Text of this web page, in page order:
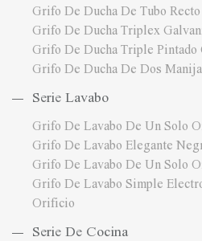
Grifo De Ducha De Tubo Recto
Grifo De Ducha Triplex
Grifo De Ducha Triple Pintado
Grifo De Ducha De Dos
Serie Lavabo
Grifo De Lavabo De Un Solo
Grifo De Lavabo Elegante
Grifo De Lavabo De Un Solo
Grifo De Lavabo Simple
Orificio
Serie De Cocina